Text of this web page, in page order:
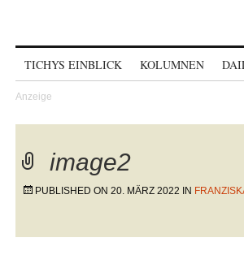
TICHYS EINBLICK KOLUMNEN
image2
PUBLISHED ON 20. MÄRZ 2022 IN